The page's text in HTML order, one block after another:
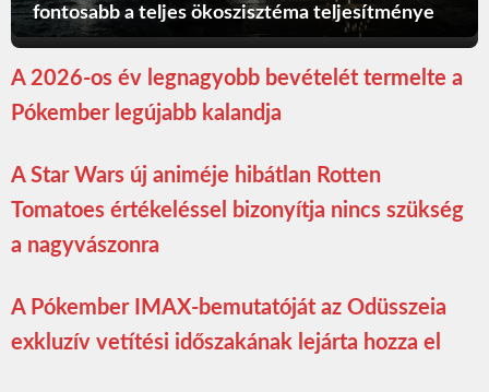
fontosabb a teljes ökoszisztéma teljesítménye
A 2026-os év legnagyobb bevételét termelte a
Pókember legújabb kalandja
A Star Wars új animéje hibátlan Rotten
Tomatoes értékeléssel bizonyítja nincs szükség
a nagyvászonra
A Pókember IMAX-bemutatóját az Odüsszeia
exkluzív vetítési időszakának lejárta hozza el